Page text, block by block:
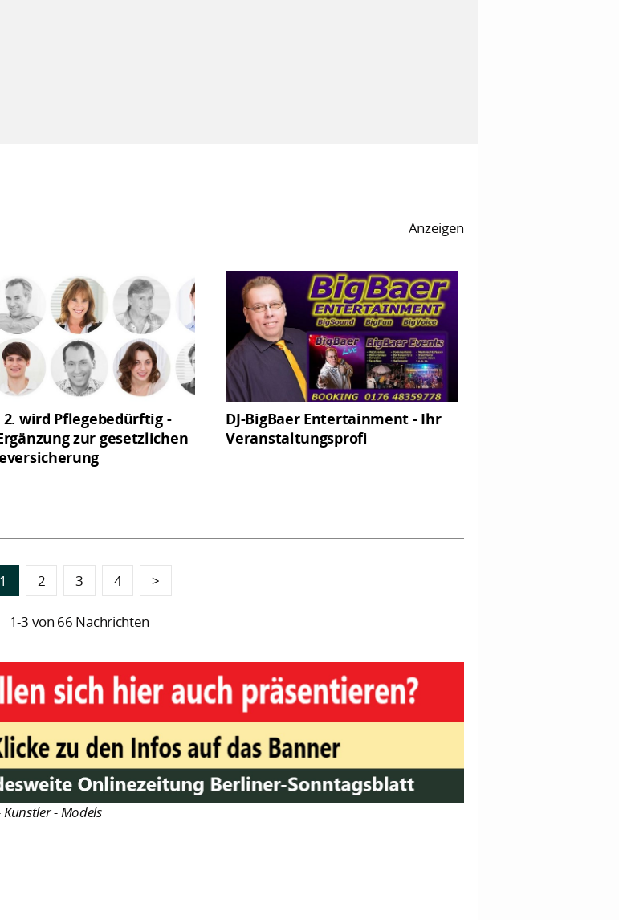
Anzeigen
2. wird Pflegebedürftig -
zur gesetzlichen
DJ-BigBaer Entertainment - Ihr
Veranstaltungsprofi
1 2 3 4 >
1-3 von 66 Nachrichten
- Models